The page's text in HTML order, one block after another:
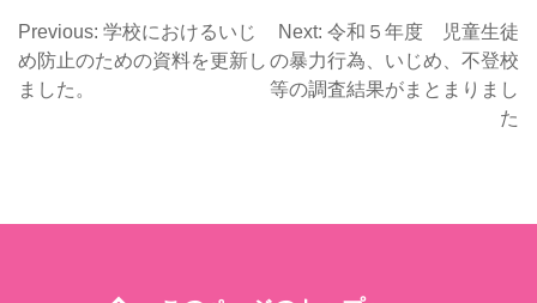
投
稿
Previous: 学校におけるいじ
め防止のための資料を更新し
ました。
Next: 令和５年度 児童生徒
の暴力行為、いじめ、不登校
等の調査結果がまとまりまし
た